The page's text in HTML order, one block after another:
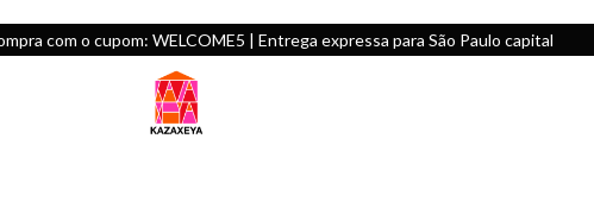
com o cupom: WELCOME5 | Entrega expressa para São Paulo capital